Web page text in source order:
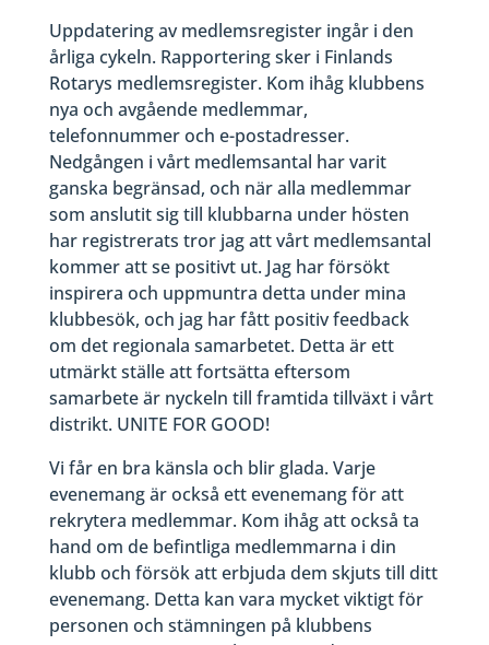
Uppdatering av medlemsregister ingår i den
årliga cykeln. Rapportering sker i Finlands
Rotarys medlemsregister. Kom ihåg klubbens
nya och avgående medlemmar,
telefonnummer och e-postadresser.
Nedgången i vårt medlemsantal har varit
ganska begränsad, och när alla medlemmar
som anslutit sig till klubbarna under hösten
har registrerats tror jag att vårt medlemsantal
kommer att se positivt ut. Jag har försökt
inspirera och uppmuntra detta under mina
klubbesök, och jag har fått positiv feedback
om det regionala samarbetet. Detta är ett
utmärkt ställe att fortsätta eftersom
samarbete är nyckeln till framtida tillväxt i vårt
distrikt. UNITE FOR GOOD!
Vi får en bra känsla och blir glada. Varje
evenemang är också ett evenemang för att
rekrytera medlemmar. Kom ihåg att också ta
hand om de befintliga medlemmarna i din
klubb och försök att erbjuda dem skjuts till ditt
evenemang. Detta kan vara mycket viktigt för
personen och stämningen på klubbens